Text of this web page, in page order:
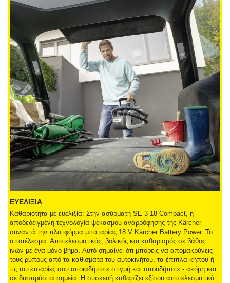
ΕΥΕΛΙΞΙΑ
Καθαριότητα με ευελιξία: Στην ασύρματη SE 3-18 Compact, η
αποδεδειγμένη τεχνολογία ψεκασμού αναρρόφησης της Kärcher
συναντά την πλατφόρμα μπαταρίας 18 V Kärcher Battery Power. Το
αποτέλεσμα: Αποτελεσματικός, βολικός και καθαρισμός σε βάθος
ινών με ένα μόνο βήμα. Αυτό σημαίνει ότι μπορείς να απομακρύνεις
τους ρύπους από τα καθίσματα του αυτοκινήτου, τα έπιπλα κήπου ή
τις ταπετσαρίες σου οποιαδήποτε στιγμή και οπουδήποτε - ακόμη και
σε δυσπρόσιτα σημεία. Η συσκευή καθαρίζει εξίσου αποτελεσματικά